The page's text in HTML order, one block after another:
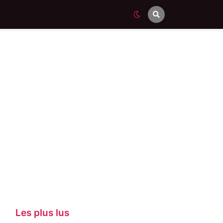
Les plus lus